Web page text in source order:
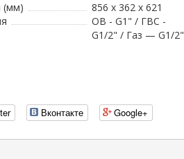
(мм)
856 x 362 x 621
ОВ - G1" / ГВС -
G1/2" / Газ — G1/2"
Вконтакте Google+